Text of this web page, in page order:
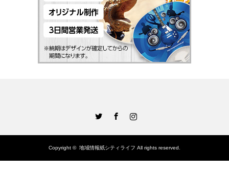
Copyright © 地域情報紙シティライフ All rights reserved.